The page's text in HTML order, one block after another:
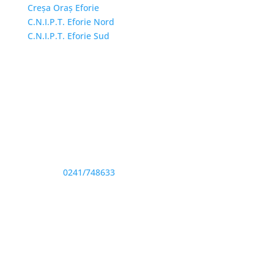
Creșa Oraș Eforie
C.N.I.P.T. Eforie Nord
C.N.I.P.T. Eforie Sud
0241/748633